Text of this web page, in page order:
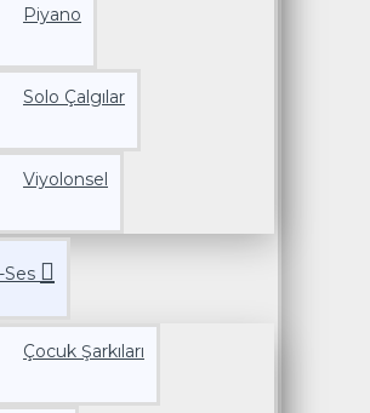
Piyano
Solo Çalgılar
Viyolonsel
Ses
Çocuk Şarkıları